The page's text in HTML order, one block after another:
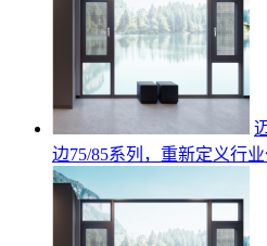
边75/85系列，重新定义行